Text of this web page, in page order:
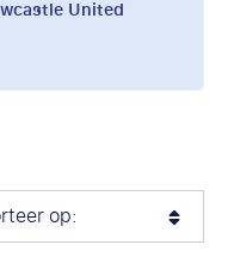
United
op: